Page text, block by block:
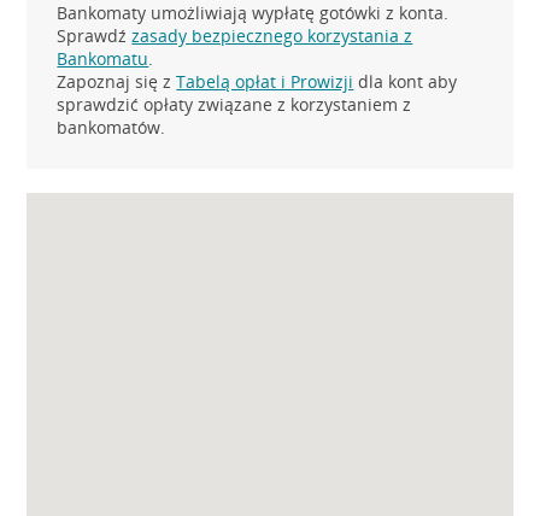
Bankomaty umożliwiają wypłatę gotówki z konta.
Sprawdźzasady bezpiecznego korzystania z
Bankomatu.
Zapoznaj się zTabelą opłat i Prowizji dla kont aby
sprawdzić opłaty związane z korzystaniem z
bankomatów.